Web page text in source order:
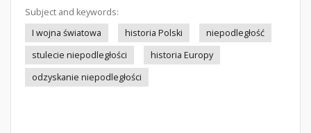
Subject and keywords:
I wojna światowa
historia Polski
niepodległość
stulecie niepodległości
historia Europy
odzyskanie niepodległości